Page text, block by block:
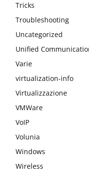
Tricks
Troubleshooting
Uncategorized
Unified
Varie
virtualization-info
Virtualizzazione
VMWare
VoIP
Volunia
Windows
Wireless